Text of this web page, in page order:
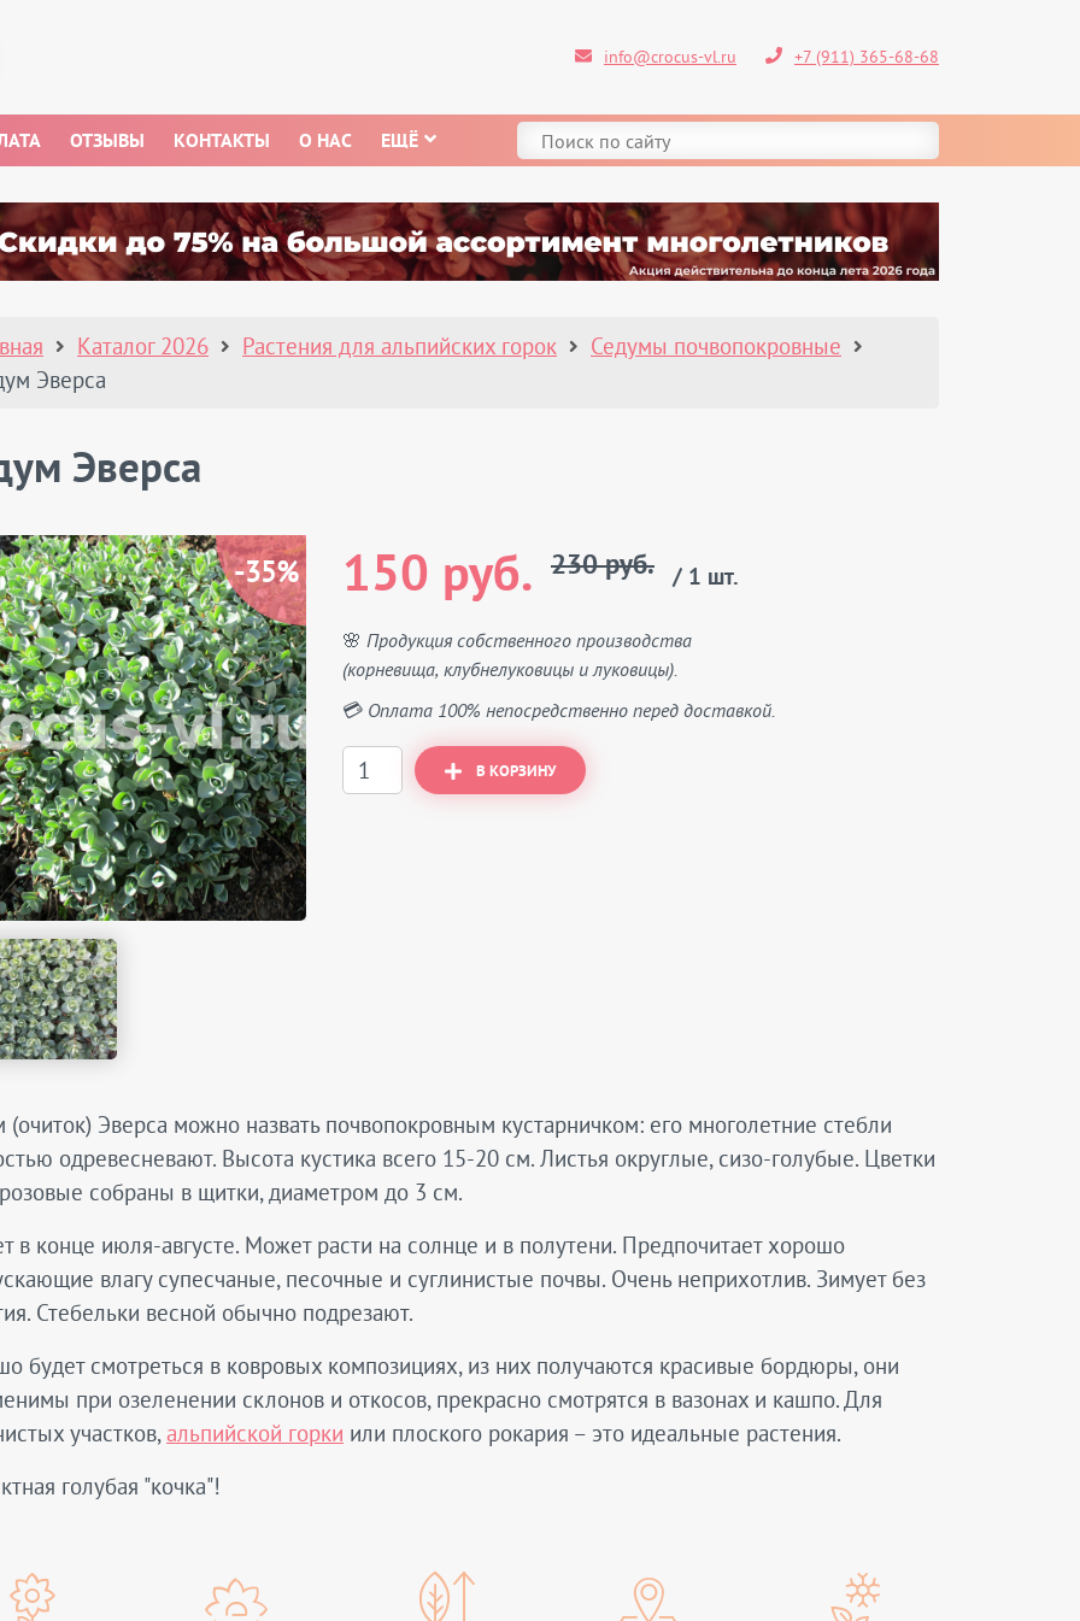
info@crocus-vl.ru +7 (911) 365-68-68
ОТЗЫВЫ КОНТАКТЫ О НАС ЕЩЁ
Каталог 2026 Растения для альпийских горок
Седумы почвопокровные
Эверса
Эверса
-35% 150 руб. 230 руб. / 1 шт.
🌸 Продукция собственного производства
(корневища, клубнелуковицы и луковицы).
💳 Оплата 100% непосредственно перед доставкой.
В КОРЗИНУ
(очиток) Эверса можно назвать почвопокровным кустарничком: его многолетние стебли
одревесневают. Высота кустика всего 15-20 см. Листья округлые, сизо-голубые. Цветки
собраны в щитки, диаметром до 3 см.
в конце июля-августе. Может расти на солнце и в полутени. Предпочитает хорошо
влагу супесчаные, песочные и суглинистые почвы. Очень неприхотлив. Зимует без
Стебельки весной обычно подрезают.
будет смотреться в ковровых композициях, из них получаются красивые бордюры, они
при озеленении склонов и откосов, прекрасно смотрятся в вазонах и кашпо. Для
участков,альпийской горки или плоского рокария – это идеальные растения.
голубая "кочка"!